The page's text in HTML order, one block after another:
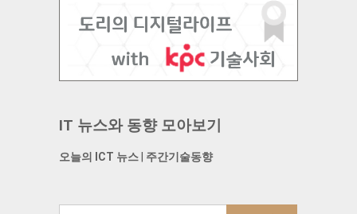
IT 뉴스와 동향 모아보기
오늘의 ICT 뉴스| 주간기술동향